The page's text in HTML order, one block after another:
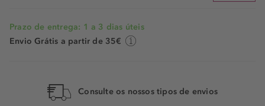
Prazo de entrega: 1 a 3 dias úteis
Envio Grátis a partir de 35€
Consulte os nossos tipos de envios